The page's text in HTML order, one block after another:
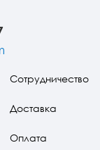
Сотрудничество
Доставка
Оплата